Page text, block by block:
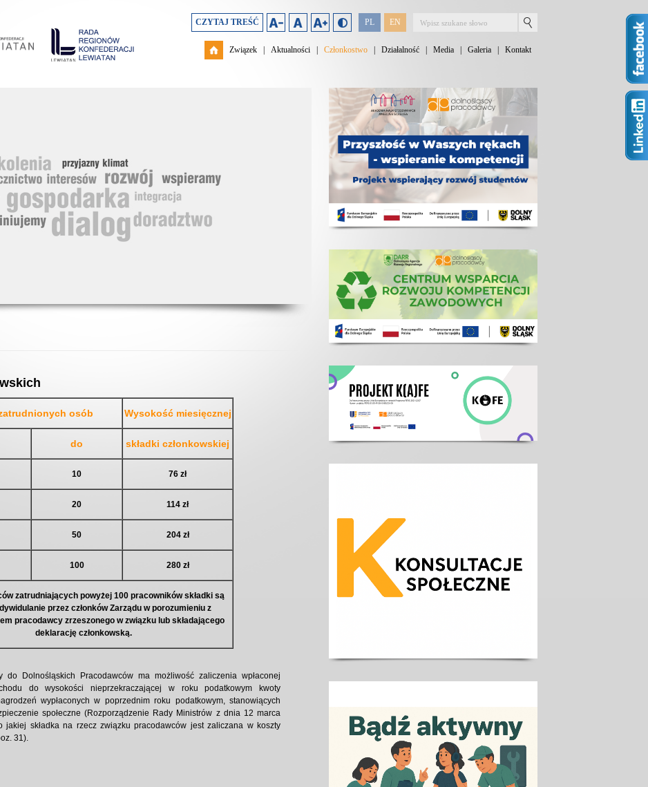
PL EN
CZYTAJ TREŚĆ
Związek Aktualności Członkostwo Działalność Media Galeria Kontakt
osób Wysokość miesięcznej
do składki członkowskiej
10 76 zł
20 114 zł
50 204 zł
100 280 zł
zatrudniających powyżej 100 pracowników składki są
przez członków Zarządu w porozumieniu z
pracodawcy zrzeszonego w związku lub składającego
deklarację członkowską.
do Dolnośląskich Pracodawców ma możliwość zaliczenia wpłaconej
do wysokości nieprzekraczającej w roku podatkowym kwoty
wypłaconych w poprzednim roku podatkowym, stanowiących
społeczne (Rozporządzenie Rady Ministrów z dnia 12 marca
składka na rzecz związku pracodawców jest zaliczana w koszty
31).